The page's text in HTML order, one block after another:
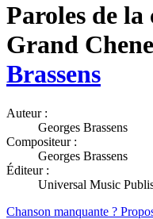
Paroles de la
Grand
Brassens
Auteur :
Georges Brassens
Compositeur :
Georges Brassens
Éditeur :
Universal Music
Chanson manquante ?